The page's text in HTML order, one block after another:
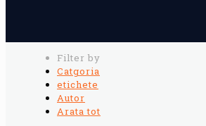
Filter by
Catgoria
etichete
Autor
Arata tot